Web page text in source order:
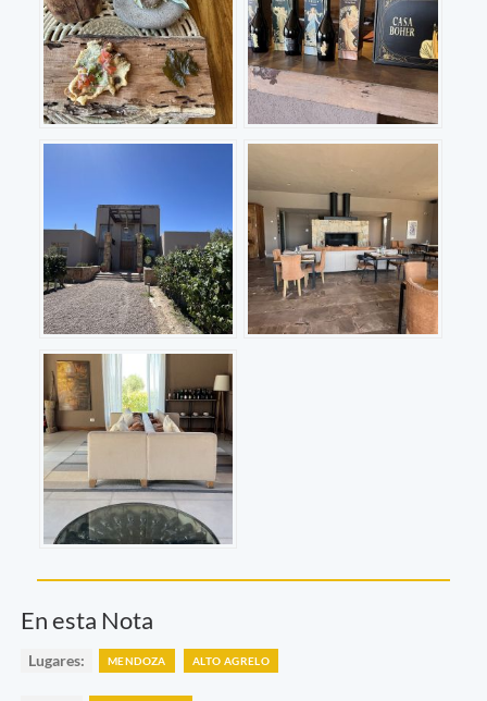
En esta Nota
Lugares: MENDOZA ALTO AGRELO